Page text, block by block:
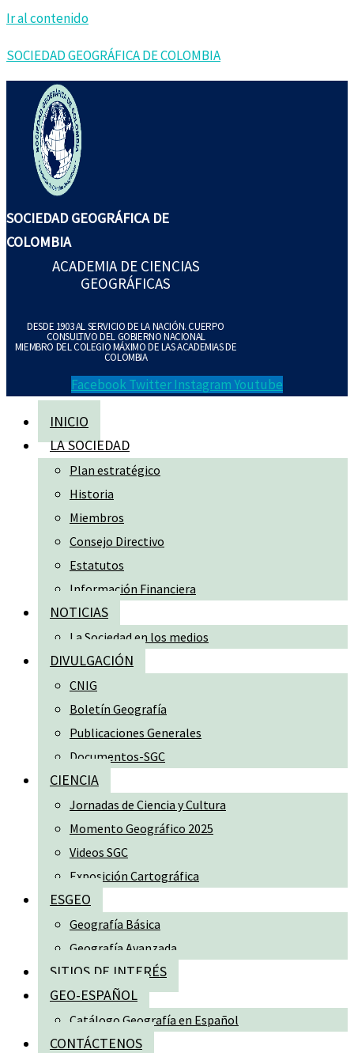
Ir al contenido
SOCIEDAD GEOGRÁFICA DE COLOMBIA
SOCIEDAD GEOGRÁFICA DE
COLOMBIA
ACADEMIA DE CIENCIAS
GEOGRÁFICAS
DESDE 1903 AL SERVICIO DE LA NACIÓN. CUERPO
CONSULTIVO DEL GOBIERNO NACIONAL
MIEMBRO DEL COLEGIO MÁXIMO DE LAS ACADEMIAS DE
COLOMBIA
Facebook Twitter InstagramYoutube
INICIO
LA SOCIEDAD
Plan estratégico
Historia
Miembros
Consejo Directivo
Estatutos
Información Financiera
NOTICIAS
La Sociedad en los medios
DIVULGACIÓN
CNIG
Boletín Geografía
Publicaciones Generales
Documentos-SGC
CIENCIA
Jornadas de Ciencia y Cultura
Momento Geográfico 2025
Videos SGC
Exposición Cartográfica
ESGEO
Geografía Básica
Geografía Avanzada
SITIOS DE INTERÉS
GEO-ESPAÑOL
Catálogo Geografía en Español
CONTÁCTENOS